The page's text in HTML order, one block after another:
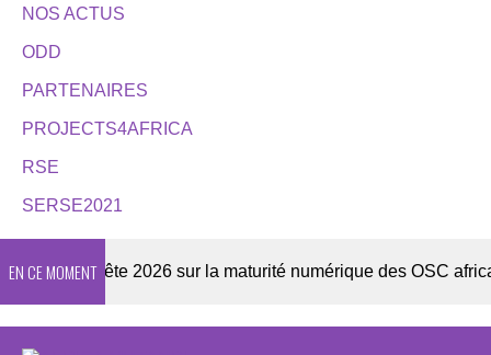
NOS ACTUS
ODD
PARTENAIRES
PROJECTS4AFRICA
RSE
SERSE2021
EN CE MOMENT
Enquête 2026 sur la maturité numérique des OSC africaines